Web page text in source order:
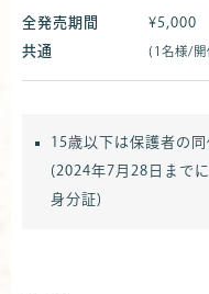
全発売期間
共通
¥5,000
(1名様/開
15歳以下は保護者の同
(2024年7月28日まで
身分証)